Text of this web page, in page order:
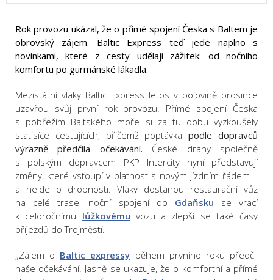
Rok provozu ukázal, že o přímé spojení Česka s Baltem je
obrovský zájem. Baltic Express teď jede naplno s
novinkami, které z cesty udělají zážitek: od nočního
komfortu po gurmánské lákadla.
Mezistátní vlaky Baltic Express letos v polovině prosince
uzavřou svůj první rok provozu. Přímé spojení Česka
s pobřežím Baltského moře si za tu dobu vyzkoušely
statisíce cestujících, přičemž poptávkapodle dopravců
výrazně předčila očekávání. České dráhy společně
s polským dopravcem PKP Intercity nyní představují
změny, které vstoupí v platnost s novým jízdním řádem –
a nejde o drobnosti. Vlaky dostanou restaurační vůz
na celé trase, noční spojení do Gdaňsku se vrací
k celoročnímu lůžkovému vozu a zlepší se také časy
příjezdů do Trojměstí.
„Zájem o Baltic expressy během prvního roku předčil
naše očekávání. Jasně se ukazuje, že o komfortní a přímé